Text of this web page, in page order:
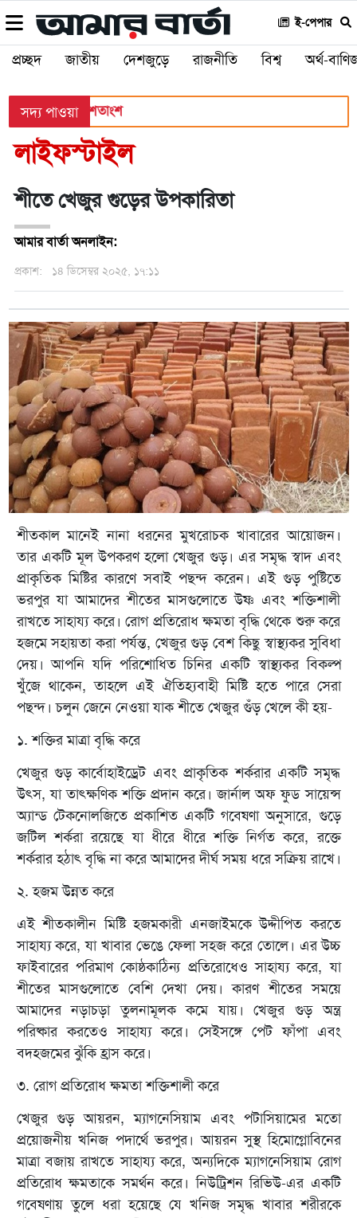
ই-পেপার
প্রচ্ছদ জাতীয় দেশজুড়ে রাজনীতি বিশ্ব অর্থ-
সদ্য পাওয়া
হার ৬২.২৫ শতাংশ
লাইফস্টাইল
শীতে খেজুর ‍গুড়ের উপকারিতা
আমার বার্তা অনলাইন:
প্রকাশ: ১৪ ডিসেম্বর ২০২৫, ১৭:১১
শীতকাল মানেই নানা ধরনের মুখরোচক খাবারের আয়োজন।
তার একটি মূল উপকরণ হলো খেজুর গুড়। এর সমৃদ্ধ স্বাদ এবং
প্রাকৃতিক মিষ্টির কারণে সবাই পছন্দ করেন। এই গুড় পুষ্টিতে
ভরপুর যা আমাদের শীতের মাসগুলোতে উষ্ণ এবং শক্তিশালী
রাখতে সাহায্য করে। রোগ প্রতিরোধ ক্ষমতা বৃদ্ধি থেকে শুরু করে
হজমে সহায়তা করা পর্যন্ত, খেজুর গুড় বেশ কিছু স্বাস্থ্যকর সুবিধা
দেয়। আপনি যদি পরিশোধিত চিনির একটি স্বাস্থ্যকর বিকল্প
খুঁজে থাকেন, তাহলে এই ঐতিহ্যবাহী মিষ্টি হতে পারে সেরা
পছন্দ। চলুন জেনে নেওয়া যাক শীতে খেজুর গুঁড় খেলে কী হয়-
১. শক্তির মাত্রা বৃদ্ধি করে
খেজুর গুড় কার্বোহাইড্রেট এবং প্রাকৃতিক শর্করার একটি সমৃদ্ধ
উৎস, যা তাৎক্ষণিক শক্তি প্রদান করে। জার্নাল অফ ফুড সায়েন্স
অ্যান্ড টেকনোলজিতে প্রকাশিত একটি গবেষণা অনুসারে, গুড়ে
জটিল শর্করা রয়েছে যা ধীরে ধীরে শক্তি নির্গত করে, রক্তে
শর্করার হঠাৎ বৃদ্ধি না করে আমাদের দীর্ঘ সময় ধরে সক্রিয় রাখে।
২. হজম উন্নত করে
এই শীতকালীন মিষ্টি হজমকারী এনজাইমকে উদ্দীপিত করতে
সাহায্য করে, যা খাবার ভেঙে ফেলা সহজ করে তোলে। এর উচ্চ
ফাইবারের পরিমাণ কোষ্ঠকাঠিন্য প্রতিরোধেও সাহায্য করে, যা
শীতের মাসগুলোতে বেশি দেখা দেয়। কারণ শীতের সময়ে
আমাদের নড়াচড়া তুলনামূলক কমে যায়। খেজুর গুড় অন্ত্র
পরিষ্কার করতেও সাহায্য করে। সেইসঙ্গে পেট ফাঁপা এবং
বদহজমের ঝুঁকি হ্রাস করে।
৩. রোগ প্রতিরোধ ক্ষমতা শক্তিশালী করে
খেজুর গুড় আয়রন, ম্যাগনেসিয়াম এবং পটাসিয়ামের মতো
প্রয়োজনীয় খনিজ পদার্থে ভরপুর। আয়রন সুস্থ হিমোগ্লোবিনের
মাত্রা বজায় রাখতে সাহায্য করে, অন্যদিকে ম্যাগনেসিয়াম রোগ
প্রতিরোধ ক্ষমতাকে সমর্থন করে। নিউট্রিশন রিভিউ-এর একটি
গবেষণায় তুলে ধরা হয়েছে যে খনিজ সমৃদ্ধ খাবার শরীরকে